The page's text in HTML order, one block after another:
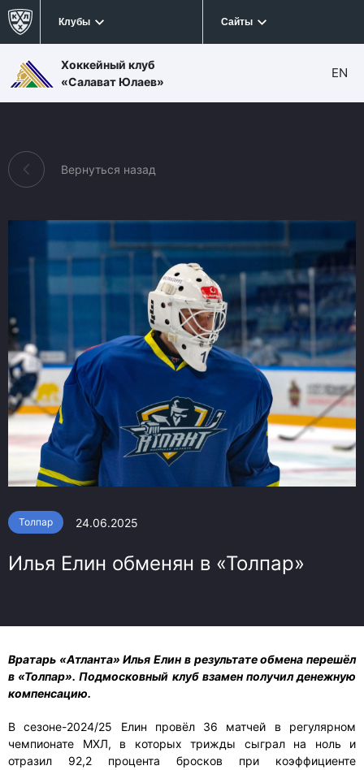
Клубы Сайты
Хоккейный клуб
«Салават Юлаев»
EN
Вернуться назад
Толпар 24.06.2025
Илья Елин обменян в «Толпар»
Вратарь «Атланта» Илья Елин в результате обмена перешёл
в «Толпар». Подмосковный клуб взамен получил денежную
компенсацию.
В сезоне-2024/25 Елин провёл 36 матчей в регулярном
чемпионате МХЛ, в которых трижды сыграл на ноль и
отразил 92,2 процента бросков при коэффициенте